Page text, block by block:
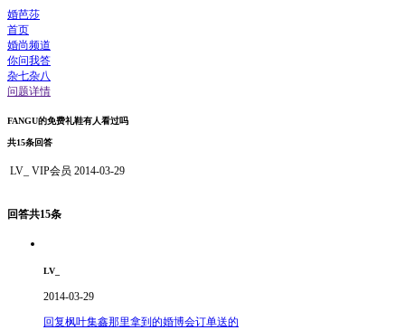
婚芭莎
首页
婚尚频道
你问我答
杂七杂八
问题详情
FANGU的免费礼鞋有人看过吗
共15条回答
LV_ VIP会员 2014-03-29
回答共15条
LV_
2014-03-29
回复枫叶集鑫那里拿到的婚博会订单送的